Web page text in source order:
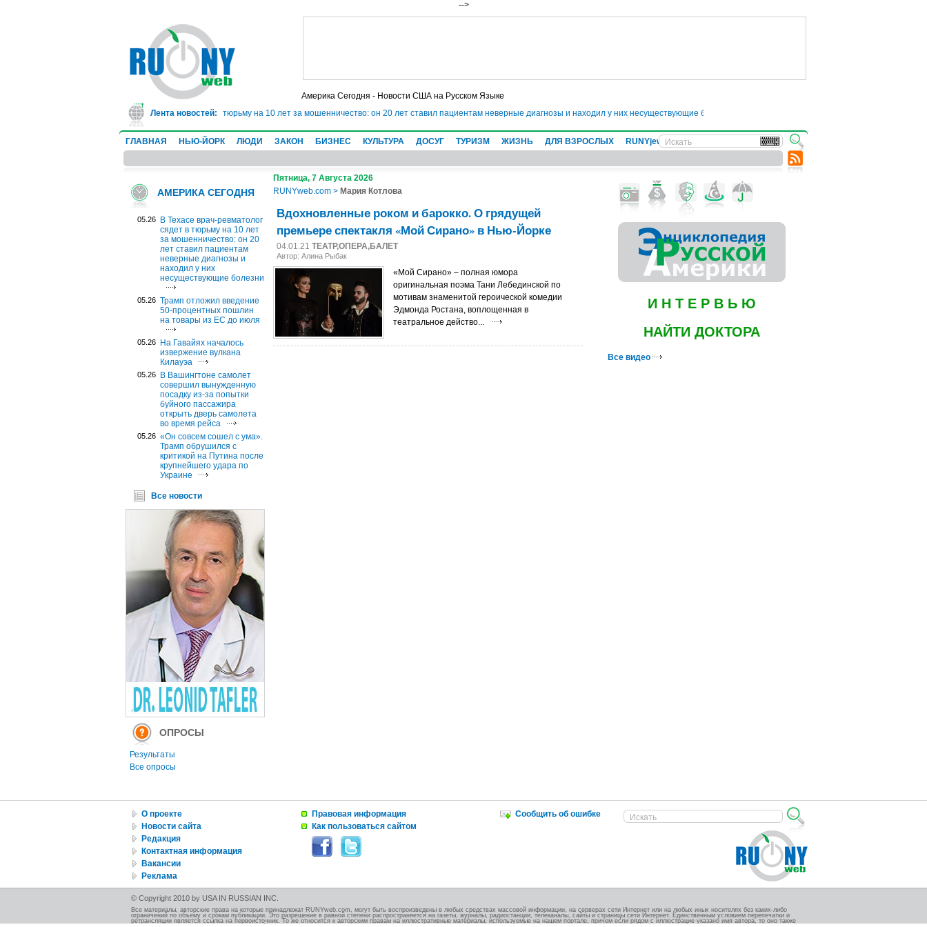
-->
Америка Сегодня - Новости США на Русском Языке
Лента новостей:
В Техасе врач-ревматолог сядет в тюрьму на 10 лет за мошенничество: он 20 лет ставил пациентам неверные диагнозы и находил у них несуществующие болезни
ГЛАВНАЯ НЬЮ-ЙОРК ЛЮДИ ЗАКОН БИЗНЕС КУЛЬТУРА ДОСУГ ТУРИЗМ ЖИЗНЬ ДЛЯ ВЗРОСЛЫХ RUNYjews ВЕСТИ ИЗ УКРАИНЫ
АМЕРИКА СЕГОДНЯ
05.26
В Техасе врач-ревматолог
сядет в тюрьму на 10 лет
за мошенничество: он 20
лет ставил пациентам
неверные диагнозы и
находил у них
несуществующие болезни
05.26 Трамп отложил введение
50-процентных пошлин
на товары из ЕС до июля
05.26
На Гавайях началось
извержение вулкана
Килауэа
05.26
В Вашингтоне самолет
совершил вынужденную
посадку из-за попытки
буйного пассажира
открыть дверь самолета
во время рейса
05.26 «Он совсем сошел с ума».
Трамп обрушился с
критикой на Путина после
крупнейшего удара по
Украине
Все новости
ОПРОСЫ
Результаты
Все опросы
Пятница, 7 Августа 2026
RUNYweb.com > Мария Котлова
Вдохновленные роком и барокко. О грядущей
премьере спектакля «Мой Сирано» в Нью-Йорке
04.01.21 ТЕАТР,ОПЕРА,БАЛЕТ
Автор: Алина Рыбак
«Мой Сирано» – полная юмора
оригинальная поэма Тани Лебединской по
мотивам знаменитой героической комедии
Эдмонда Ростана, воплощенная в
театральное действо...
И Н Т Е Р В Ь Ю
НАЙТИ ДОКТОРА
Все видео
О проекте
Новости сайта
Редакция
Контактная информация
Вакансии
Реклама
Правовая информация
Как пользоваться сайтом
Сообщить об ошибке
© Copyright 2010 by USA IN RUSSIAN INC.
Все материалы, авторские права на которые принадлежат RUNYweb.com, могут быть воспроизведены в любых средствах массовой информации, на серверах сети Интернет или на любых иных носителях без каких-либо
ограничений по объему и срокам публикации. Это разрешение в равной степени распространяется на газеты, журналы, радиостанции, телеканалы, сайты и страницы сети Интернет. Единственным условием перепечатки и
ретрансляции является ссылка на первоисточник. То же относится к авторским правам на иллюстративные материалы, используемые на нашем портале, причем если рядом с иллюстрацие указано имя автора, то оно также